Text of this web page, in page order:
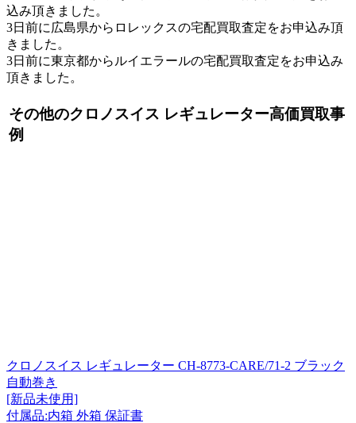
込み頂きました。
3日前に広島県からロレックスの宅配買取査定をお申込み頂
きました。
3日前に東京都からルイエラールの宅配買取査定をお申込み
頂きました。
その他のクロノスイス レギュレーター高価買取事
例
クロノスイス レギュレーター CH-8773-CARE/71-2 ブラック
自動巻き
[新品未使用]
付属品:内箱 外箱 保証書